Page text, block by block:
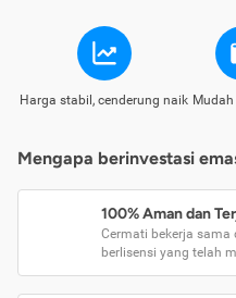
Harga stabil, cenderung naik
Mengapa berinvestasi
100% Aman dan
Cermati bekerja sama
berlisensi yang telah